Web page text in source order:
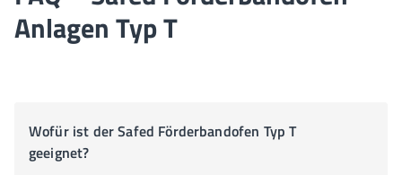
Anlagen Typ T
Wofür ist der Safed Förderbandofen Typ T
geeignet?